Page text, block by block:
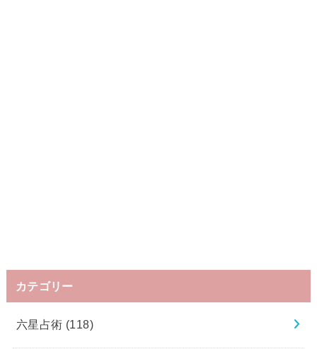
カテゴリー
六星占術 (118)